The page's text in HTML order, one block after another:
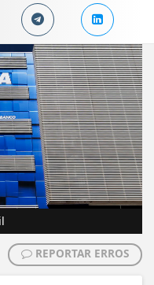
REPORTAR ERROS